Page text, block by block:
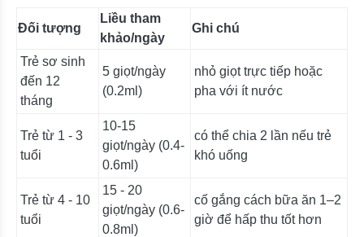
Đối tượng
Liều tham
khảo/ngày
Ghi chú
Trẻ sơ sinh
đến 12
tháng
5 giọt/ngày
(0.2ml)
nhỏ giọt trực tiếp hoặc
pha với ít nước
Trẻ từ 1 - 3
tuổi
10-15
giọt/ngày (0.4-
0.6ml)
có thể chia 2 lần nếu trẻ
khó uống
Trẻ từ 4 - 10
tuổi
15 - 20
giọt/ngày (0.6-
0.8ml)
cố gắng cách bữa ăn 1–2
giờ để hấp thu tốt hơn